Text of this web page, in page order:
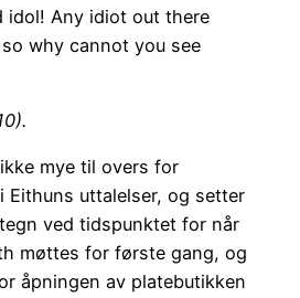
idol! Any idiot out there
why cannot you see
mye til overs for
Eithuns uttalelser, og setter
ved tidspunktet for når
møttes for første gang, og
åpningen av platebutikken